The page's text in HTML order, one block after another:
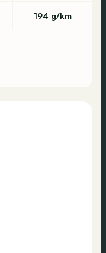
194 g/km